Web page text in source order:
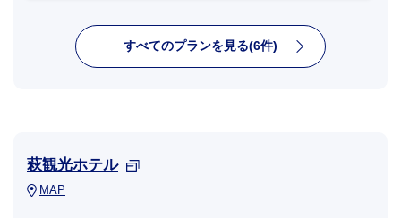
すべてのプランを見る(6件)
萩観光ホテル
MAP